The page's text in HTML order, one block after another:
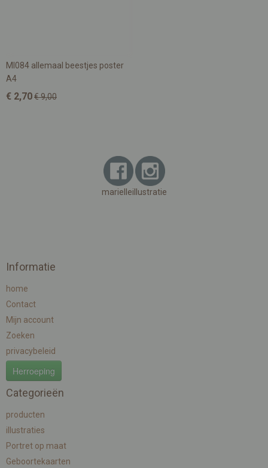
MI084 allemaal beestjes poster
A4
€ 2,70€ 9,00
marielleillustratie
Informatie
home
Contact
Mijn account
Zoeken
privacybeleid
Herroeping
Categorieën
producten
illustraties
Portret op maat
Geboortekaarten